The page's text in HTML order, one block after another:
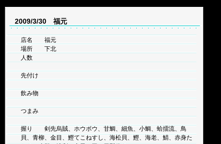
2009/3/30 福元
店名 福元
場所 下北
人数
先付け
飲み物
つまみ
握り 剣先烏賊、ホウボウ、甘鯛、細魚、小鯛、蛤擂流、鳥
貝、青柳、金目、鰹てこねすし、海松貝、鰹、海老、鯖、赤身た